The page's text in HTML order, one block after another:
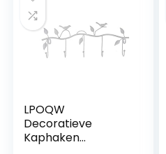
LPOQW
Decoratieve
Kaphaken